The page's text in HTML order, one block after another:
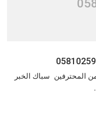
المحترفين سباك الخبر